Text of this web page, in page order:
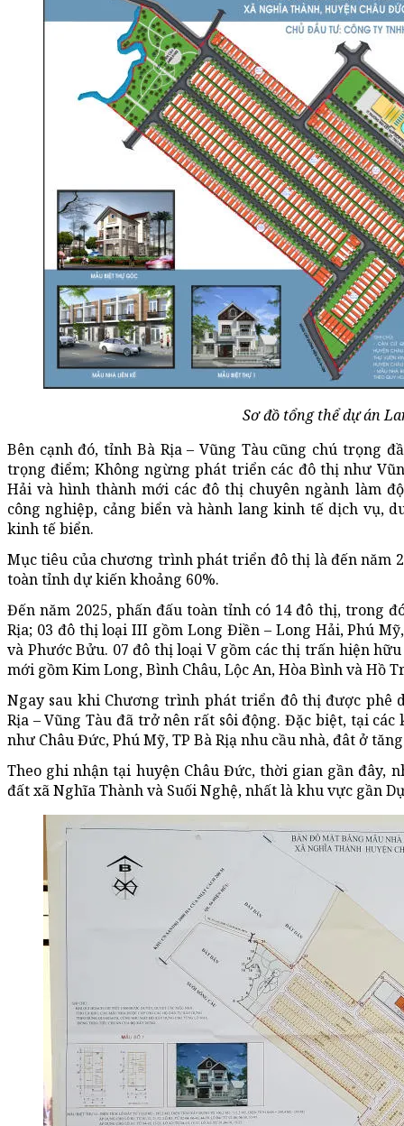
Sơ đồ tổng thể dự án
Bên cạnh đó, tỉnh Bà Rịa – Vũng Tàu cũng chú trọng
trọng điểm; Không ngừng phát triển các đô thị như
Hải và hình thành mới các đô thị chuyên ngành làm
công nghiệp, cảng biển và hành lang kinh tế dịch vụ,
kinh tế biển.
Mục tiêu của chương trình phát triển đô thị là đến năm
toàn tỉnh dự kiến khoảng 60%.
Đến năm 2025, phấn đấu toàn tỉnh có 14 đô thị, trong
Rịa; 03 đô thị loại III gồm Long Điền – Long Hải, Phú
và Phước Bửu. 07 đô thị loại V gồm các thị trấn hiện
mới gồm Kim Long, Bình Châu, Lộc An, Hòa Bình và Hồ
Ngay sau khi Chương trình phát triển đô thị được phê
Rịa – Vũng Tàu đã trở nên rất sôi động. Đặc biệt, tại
như Châu Đức, Phú Mỹ, TP Bà Rịạ nhu cầu nhà, đât ở
Theo ghi nhận tại huyện Châu Đức, thời gian gần đây,
đất xã Nghĩa Thành và Suối Nghệ, nhất là khu vực gần